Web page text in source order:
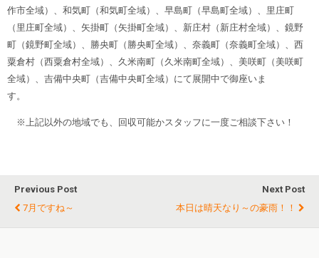
作市全域）、和気町（和気町全域）、早島町（早島町全域）、里庄町
（里庄町全域）、矢掛町（矢掛町全域）、新庄村（新庄村全域）、鏡野
町（鏡野町全域）、勝央町（勝央町全域）、奈義町（奈義町全域）、西
粟倉村（西粟倉村全域）、久米南町（久米南町全域）、美咲町（美咲町
全域）、吉備中央町（吉備中央町全域）にて展開中で御座いま
す。
※上記以外の地域でも、回収可能かスタッフに一度ご相談下さい！
Previous Post
7月ですね～
Next Post
本日は晴天なり～の豪雨！！